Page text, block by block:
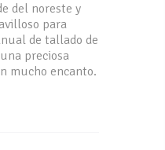
del noreste y
para
de tallado de
preciosa
mucho encanto.